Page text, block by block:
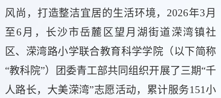
风尚，打造整洁宜居的生活环境， 2026年3月
至6月，长沙市岳麓区望月湖街道溁湾镇社
区、溁湾路小学联合教育科学学院（以下简称
“教科院”）团委青工部共同组织开展了三期“千
人路长，大美溁湾”志愿活动，累计服务151小